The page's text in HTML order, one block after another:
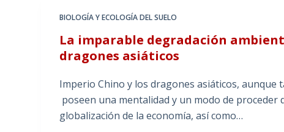
BIOLOGÍA Y ECOLOGÍA DEL SUELO
La imparable degradación
dragones asiáticos
Imperio Chino y los dragones asiáticos, aunque
poseen una mentalidad y un modo de
globalización de la economía, así como…